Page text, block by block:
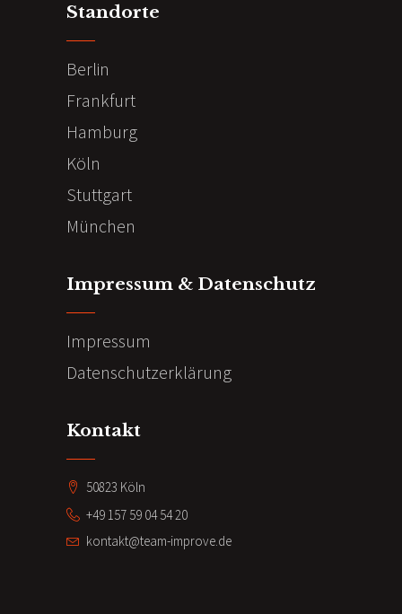
Standorte
Berlin
Frankfurt
Hamburg
Köln
Stuttgart
München
Impressum & Datenschutz
Impressum
Datenschutzerklärung
Kontakt
50823 Köln
+49 157 59 04 54 20
kontakt@team-improve.de